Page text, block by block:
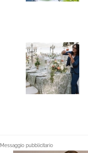
Messaggio pubblicitario